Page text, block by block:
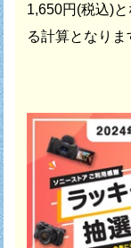
1,650円(税込)
る計算となりま